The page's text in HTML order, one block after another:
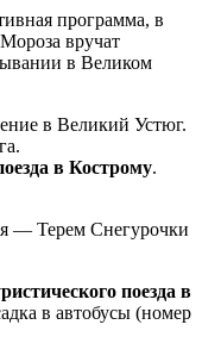
программа, в
вручат
в Великом
в Великий Устюг.
в Кострому.
— Терем Снегурочки
поезда в
в автобусы (номер